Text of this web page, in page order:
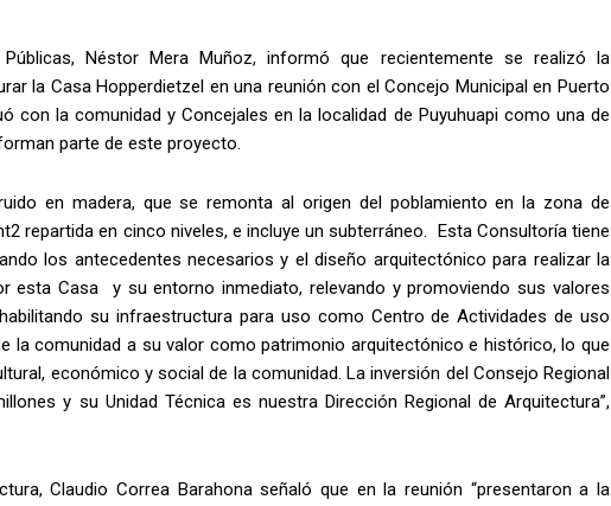
Néstor Mera Muñoz, informó que recientemente se realizó la
la Casa Hopperdietzel en una reunión con el Concejo Municipal en Puerto
con la comunidad y Concejales en la localidad de Puyuhuapi como una de
parte de este proyecto.
en madera, que se remonta al origen del poblamiento en la zona de
repartida en cinco niveles, e incluye un subterráneo. Esta Consultoría tiene
los antecedentes necesarios y el diseño arquitectónico para realizar la
esta Casa y su entorno inmediato, relevando y promoviendo sus valores
su infraestructura para uso como Centro de Actividades de uso
la comunidad a su valor como patrimonio arquitectónico e histórico, lo que
económico y social de la comunidad. La inversión del Consejo Regional
y su Unidad Técnica es nuestra Dirección Regional de Arquitectura”,
Claudio Correa Barahona señaló que en la reunión “presentaron a la